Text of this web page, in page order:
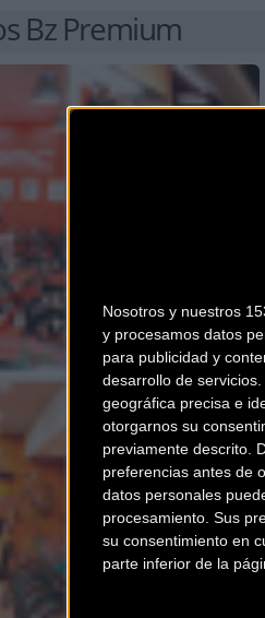
Nosotros y nuestros
y procesamos datos
para publicidad y
desarrollo de servicios.
geográfica precisa e
otorgarnos su
previamente descrito.
preferencias antes de
datos personales
procesamiento. Sus
su consentimiento en
parte inferior de la
Bz Premium